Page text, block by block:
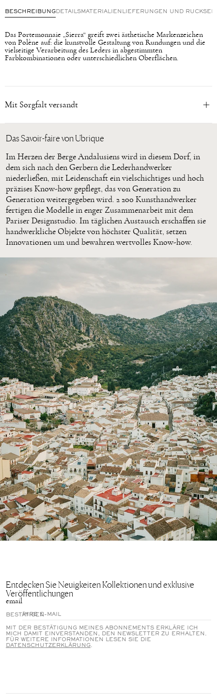
BESCHREIBUNG DETAILS MATERIALIEN LIEFERUNGEN UND
Das Portemonnaie „Sierra“ greift zwei ästhetische Markenzeichen
von Polène auf: die kunstvolle Gestaltung von Rundungen und die
vielseitige Verarbeitung des Leders in abgestimmten
Farbkombinationen oder unterschiedlichen Oberflächen.
Mit Sorgfalt versandt
Das Savoir-faire von Ubrique
Im Herzen der Berge Andalusiens wird in diesem Dorf, in
dem sich nach den Gerbern die Lederhandwerker
niederließen, mit Leidenschaft ein vielschichtiges und hoch
präzises Know-how gepflegt, das von Generation zu
Generation weitergegeben wird. 2 200 Kunsthandwerker
fertigen die Modelle in enger Zusammenarbeit mit dem
Pariser Designstudio. Im täglichen Austausch erschaffen sie
handwerkliche Objekte von höchster Qualität, setzen
Innovationen um und bewahren wertvolles Know-how.
Entdecken Sie Neuigkeiten Kollektionen und exklusive
Veröffentlichungen
email
BESTÄTIGEN
MIT DER BESTÄTIGUNG MEINES ABONNEMENTS ERKLÄRE ICH
MICH DAMIT EINVERSTANDEN, DEN NEWSLETTER ZU ERHALTEN.
FÜR WEITERE INFORMATIONEN LESEN SIE DIE
DATENSCHUTZERKLÄRUNG